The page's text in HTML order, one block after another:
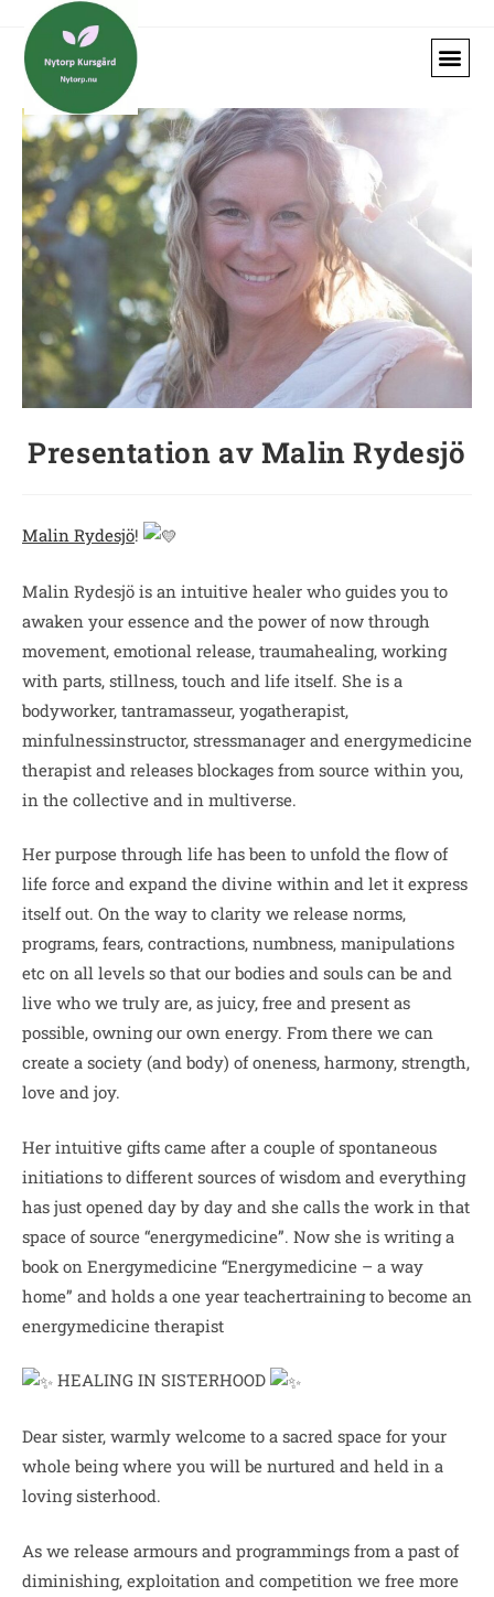
Presentation av Malin Rydesjö
Malin Rydesjö!
Malin Rydesjö is an intuitive healer who guides you to
awaken your essence and the power of now through
movement, emotional release, traumahealing, working
with parts, stillness, touch and life itself. She is a
bodyworker, tantramasseur, yogatherapist,
minfulnessinstructor, stressmanager and energymedicine
therapist and releases blockages from source within you,
in the collective and in multiverse.
Her purpose through life has been to unfold the flow of
life force and expand the divine within and let it express
itself out. On the way to clarity we release norms,
programs, fears, contractions, numbness, manipulations
etc on all levels so that our bodies and souls can be and
live who we truly are, as juicy, free and present as
possible, owning our own energy. From there we can
create a society (and body) of oneness, harmony, strength,
love and joy.
Her intuitive gifts came after a couple of spontaneous
initiations to different sources of wisdom and everything
has just opened day by day and she calls the work in that
space of source “energymedicine”. Now she is writing a
book on Energymedicine “Energymedicine – a way
home” and holds a one year teachertraining to become an
energymedicine therapist
HEALING IN SISTERHOOD
Dear sister, warmly welcome to a sacred space for your
whole being where you will be nurtured and held in a
loving sisterhood.
As we release armours and programmings from a past of
diminishing, exploitation and competition we free more